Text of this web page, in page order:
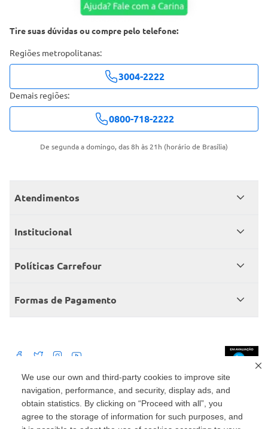
We use our own and third-party cookies to improve site
navigation, performance, and security, display ads, and
obtain statistics. By clicking on “Proceed with all”, you
agree to the storage of information for such purposes, and
Tire suas dúvidas ou compre pelo telefone:
Regiões metropolitanas:
3004-2222
Demais regiões:
0800-718-2222
De segunda a domingo, das 8h às 21h (horário de Brasília)
Atendimentos
Meus pedidos
Consumidor.gov
Institucional
Grupo Carrefour Brasil
Produtos Carrefour
Políticas Carrefour
Políticas de entregas
Políticas de trocas e devoluções
Formas de Pagamento
Mercado: Carrefour Comércio e Indústrias Ltda Via de Acesso Norte, Km 38,
nº 420, Empresarial Gato Preto, Cajamar - SP | CEP 07789-100 | CNPJ:
45.543.915/0846-95
Drogaria: Carrefour Comercio e Industria Ltda: Avenida das Nações Unidas,
15187, Loja 104/105/106 Bloco A Setor 1 - Vila Gertrudes, São Paulo, SP |